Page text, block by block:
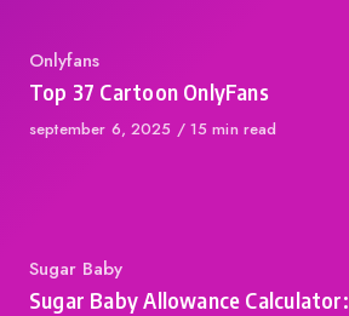
Category
Onlyfans
Top 37 Cartoon OnlyFans
Published
september 6, 2025 15 min read
Category
Sugar Baby
Sugar Baby Allowance Calculator: